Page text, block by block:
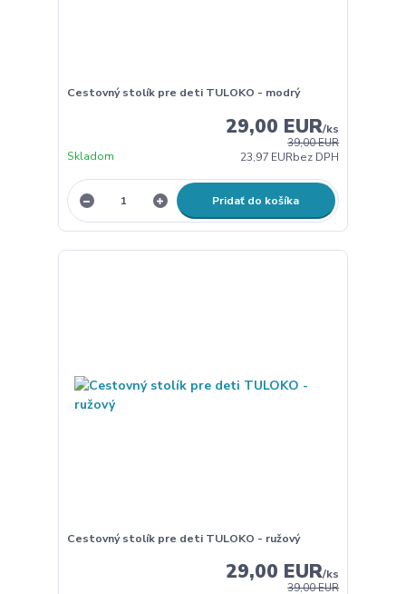
Cestovný stolík pre deti TULOKO - modrý
39,00 EUR
29,00 EUR/ks
23,97 EURbez DPH
Skladom
Pridať do košíka
Cestovný stolík pre deti TULOKO - ružový
39,00 EUR
29,00 EUR/ks